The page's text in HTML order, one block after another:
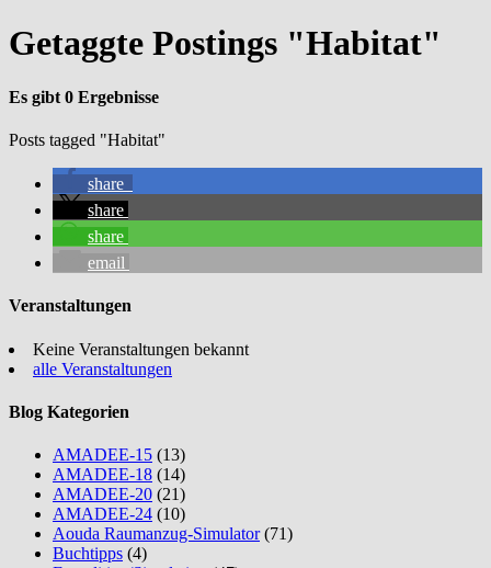
Getaggte Postings "Habitat"
Es gibt 0 Ergebnisse
Posts tagged "Habitat"
share
share
share
email
Veranstaltungen
Keine Veranstaltungen bekannt
alle Veranstaltungen
Blog Kategorien
AMADEE-15 (13)
AMADEE-18 (14)
AMADEE-20 (21)
AMADEE-24 (10)
Aouda Raumanzug-Simulator(71)
Buchtipps (4)